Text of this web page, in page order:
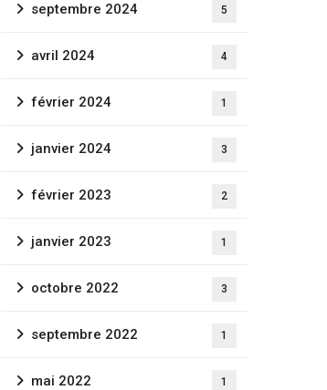
septembre 2024 5
avril 2024 4
février 2024 1
janvier 2024 3
février 2023 2
janvier 2023 1
octobre 2022 3
septembre 2022 1
mai 2022 1